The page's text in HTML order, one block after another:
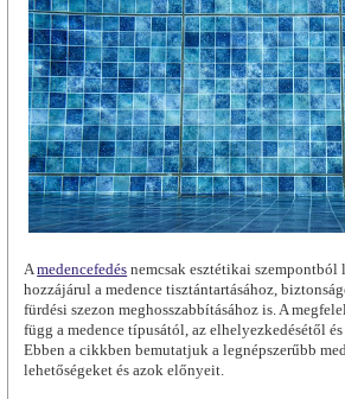
Amedencefedés nemcsak esztétikai szempontból
hozzájárul a medence tisztántartásához,
fürdési szezon meghosszabbításához is. A
függ a medence típusától, az elhelyezkedésétől
Ebben a cikkben bemutatjuk a legnépszerűbb
lehetőségeket és azok előnyeit.